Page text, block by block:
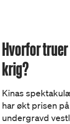
Hvorfor truer
krig?
Kinas
har økt prisen
undergravd